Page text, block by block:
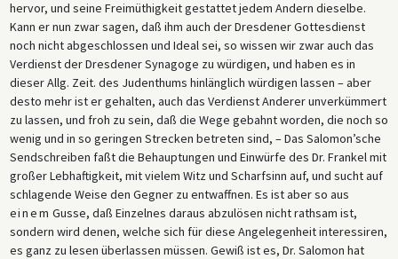
hervor, und seine Freimüthigkeit gestattet jedem Andern dieselbe.
Kann er nun zwar sagen, daß ihm auch der Dresdener Gottesdienst
noch nicht abgeschlossen und Ideal sei, so wissen wir zwar auch das
Verdienst der Dresdener Synagoge zu würdigen, und haben es in
dieser Allg. Zeit. des Judenthums hinlänglich würdigen lassen – aber
desto mehr ist er gehalten, auch das Verdienst Anderer unverkümmert
zu lassen, und froh zu sein, daß die Wege gebahnt worden, die noch so
wenig und in so geringen Strecken betreten sind, – Das Salomon’sche
Sendschreiben faßt die Behauptungen und Einwürfe des Dr. Frankel mit
großer Lebhaftigkeit, mit vielem Witz und Scharfsinn auf, und sucht auf
schlagende Weise den Gegner zu entwaffnen. Es ist aber so aus
einem Gusse, daß Einzelnes daraus abzulösen nicht rathsam ist,
sondern wird denen, welche sich für diese Angelegenheit interessiren,
es ganz zu lesen überlassen müssen. Gewiß ist es, Dr. Salomon hat